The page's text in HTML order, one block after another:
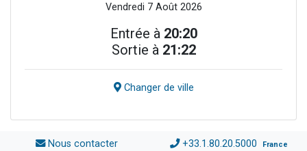
Vendredi 7 Août 2026
Entrée à 20:20
Sortie à 21:22
Changer de ville
Nous contacter +33.1.80.20.5000 France